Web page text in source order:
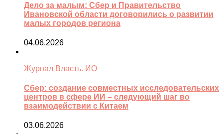
Дело за малым: Сбер и Правительство
Ивановской области договорились о развитии
малых городов региона
04.06.2026
Журнал Власть. ИО
Сбер: создание совместных исследовательских
центров в сфере ИИ – следующий шаг во
взаимодействии с Китаем
03.06.2026